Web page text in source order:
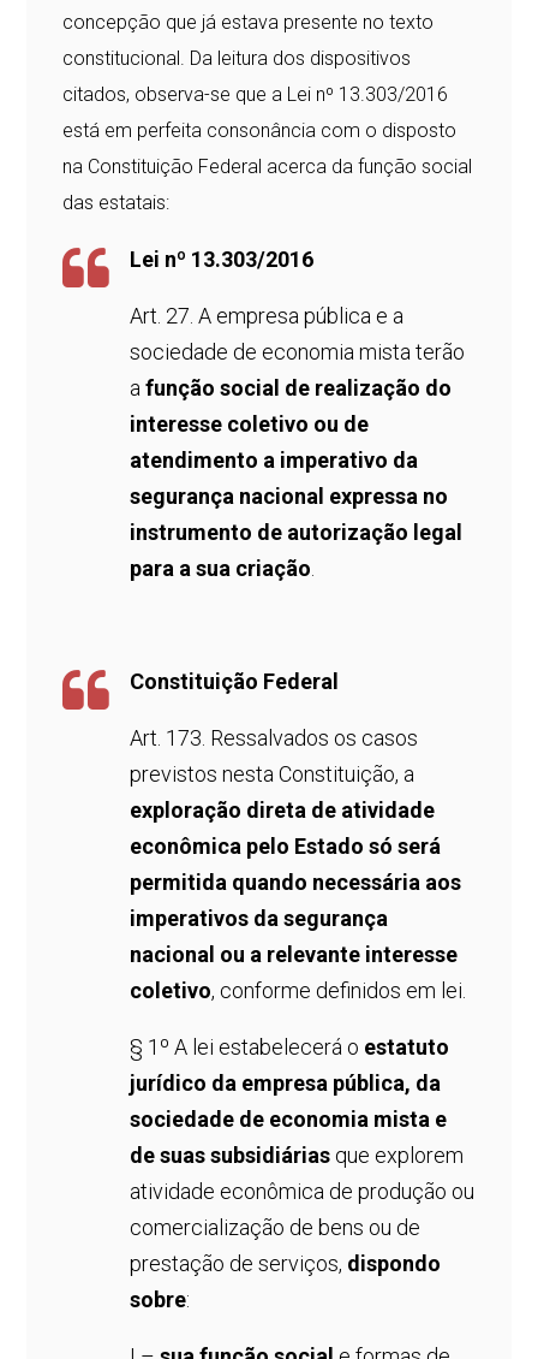
concepção que já estava presente no texto
constitucional. Da leitura dos dispositivos
citados, observa-se que a Lei nº 13.303/2016
está em perfeita consonância com o disposto
na Constituição Federal acerca da função social
das estatais:
Lei nº 13.303/2016
Art. 27. A empresa pública e a
sociedade de economia mista terão
afunção social de realização do
interesse coletivo ou de
atendimento a imperativo da
segurança nacional expressa no
instrumento de autorização legal
para a sua criação.
Constituição Federal
Art. 173. Ressalvados os casos
previstos nesta Constituição, a
exploração direta de atividade
econômica pelo Estado só será
permitida quando necessária aos
imperativos da segurança
nacional ou a relevante interesse
coletivo, conforme definidos em lei.
§ 1º A lei estabelecerá o estatuto
jurídico da empresa pública, da
sociedade de economia mista e
de suas subsidiárias que explorem
atividade econômica de produção ou
comercialização de bens ou de
prestação de serviços, dispondo
sobre: